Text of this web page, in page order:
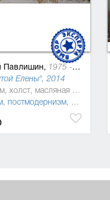
Павлишин, 1975 - 2018
Елены", 2014
160 x 260 см, холст, масляная краска
, постмодернизм, символизм